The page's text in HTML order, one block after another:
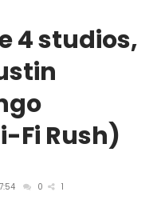
4 studios,
Fi Rush)
0 1